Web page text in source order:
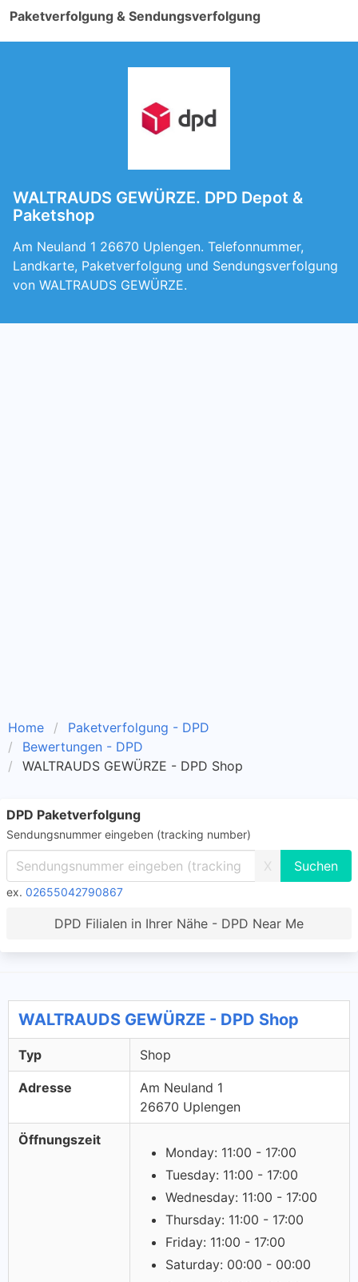
Paketverfolgung & Sendungsverfolgung
WALTRAUDS GEWÜRZE. DPD Depot &
Paketshop
Am Neuland 1 26670 Uplengen. Telefonnummer,
Landkarte, Paketverfolgung und Sendungsverfolgung
von WALTRAUDS GEWÜRZE.
Home
Paketverfolgung - DPD
Bewertungen - DPD
WALTRAUDS GEWÜRZE - DPD Shop
DPD Paketverfolgung
Sendungsnummer eingeben (tracking number)
X
ex. 02655042790867
DPD Filialen in Ihrer Nähe - DPD Near Me
WALTRAUDS GEWÜRZE - DPD Shop
Typ Shop
Adresse
Am Neuland 1
26670 Uplengen
Öffnungszeit
Monday: 11:00 - 17:00
Tuesday: 11:00 - 17:00
Wednesday: 11:00 - 17:00
Thursday: 11:00 - 17:00
Friday: 11:00 - 17:00
Saturday: 00:00 - 00:00